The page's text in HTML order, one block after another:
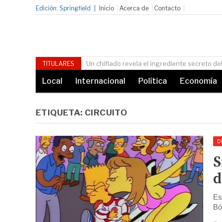
Edición: Springfield Inicio Acerca de Contacto
TITULARES
Un chiflado revela el ingrediente secreto del ‘Flameado de Moe’
Local Internacional Política Economía
ETIQUETA: CIRCUITO